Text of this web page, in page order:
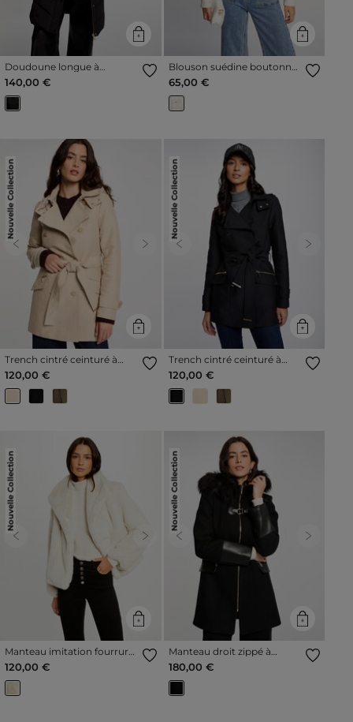
Doudoune longue à
capuche noir femme
140,00 €
Blouson suédine boutonné
ecru femme
65,00 €
Nouvelle Collection
Previous Next
Trench cintré ceinturé à
capuche sable femme
120,00 €
Nouvelle Collection
Previous Next
Trench cintré ceinturé à
capuche noir femme
120,00 €
Nouvelle Collection
Previous Next
Manteau imitation fourrure
ivoire femme
120,00 €
Nouvelle Collection
Previous Next
Manteau droit zippé à
capuche noir femme
180,00 €